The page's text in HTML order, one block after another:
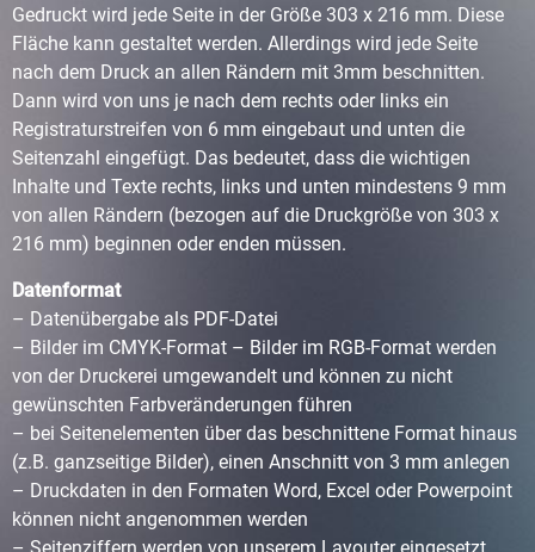
Gedruckt wird jede Seite in der Größe 303 x 216 mm. Diese
Fläche kann gestaltet werden. Allerdings wird jede Seite
nach dem Druck an allen Rändern mit 3mm beschnitten.
Dann wird von uns je nach dem rechts oder links ein
Registraturstreifen von 6 mm eingebaut und unten die
Seitenzahl eingefügt. Das bedeutet, dass die wichtigen
Inhalte und Texte rechts, links und unten mindestens 9 mm
von allen Rändern (bezogen auf die Druckgröße von 303 x
216 mm) beginnen oder enden müssen.
Datenformat
– Datenübergabe als PDF-Datei
– Bilder im CMYK-Format – Bilder im RGB-Format werden
von der Druckerei umgewandelt und können zu nicht
gewünschten Farbveränderungen führen
– bei Seitenelementen über das beschnittene Format hinaus
(z.B. ganzseitige Bilder), einen Anschnitt von 3 mm anlegen
– Druckdaten in den Formaten Word, Excel oder Powerpoint
können nicht angenommen werden
– Seitenziffern werden von unserem Layouter eingesetzt